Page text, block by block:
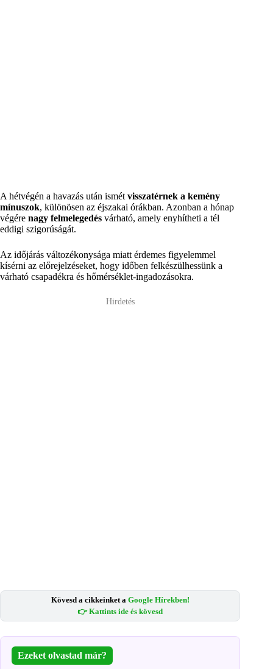
A hétvégén a havazás után ismét visszatérnek a kemény
mínuszok, különösen az éjszakai órákban. Azonban a hónap
végére nagy felmelegedés várható, amely enyhítheti a tél
eddigi szigorúságát.
Az időjárás változékonysága miatt érdemes figyelemmel
kísérni az előrejelzéseket, hogy időben felkészülhessünk a
várható csapadékra és hőmérséklet-ingadozásokra.
Hirdetés
Kövesd a cikkeinket a Google Hírekben!
👉 Kattints ide és kövesd
Ezeket olvastad már?